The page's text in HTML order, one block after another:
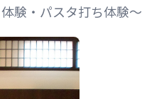
験・パスタ打ち体験～